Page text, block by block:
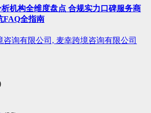
机构全维度盘点 合规实力口碑服务商
FAQ全指南
咨询有限公司, 麦幸跨境咨询有限公司